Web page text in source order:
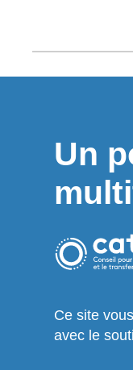
Un
Ce site
avec le